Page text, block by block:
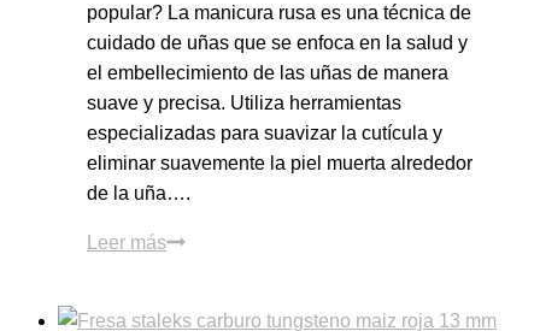
popular? La manicura rusa es una técnica de
cuidado de uñas que se enfoca en la salud y
el embellecimiento de las uñas de manera
suave y precisa. Utiliza herramientas
especializadas para suavizar la cutícula y
eliminar suavemente la piel muerta alrededor
de la uña….
Leer más